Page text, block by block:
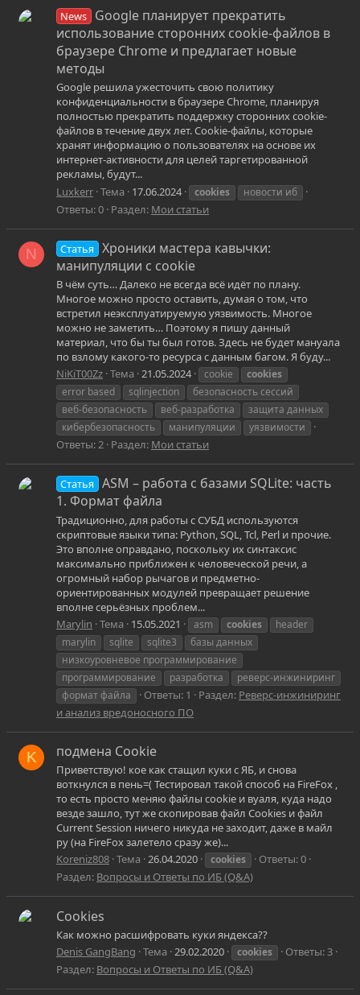
News
Google планирует прекратить
использование сторонних cookie-файлов в
браузере Chrome и предлагает новые
методы
Google решила ужесточить свою политику
конфиденциальности в браузере Chrome, планируя
полностью прекратить поддержку сторонних cookie-
файлов в течение двух лет. Cookie-файлы, которые
хранят информацию о пользователях на основе их
интернет-активности для целей таргетированной
рекламы, будут...
Luxkerr Тема 17.06.2024 cookies новости иб
Ответы: 0 Раздел: Мои статьи
N Статья
Хроники мастера кавычки:
манипуляции с cookie
В чём суть… Далеко не всегда всё идёт по плану.
Многое можно просто оставить, думая о том, что
встретил неэксплуатируемую уязвимость. Многое
можно не заметить… Поэтому я пишу данный
материал, что бы ты был готов. Здесь не будет мануала
по взлому какого-то ресурса с данным багом. Я буду...
NiKiT00Zz Тема 21.05.2024 cookie
cookies
error based
sqlinjection
безопасность сессий
веб-безопасность
веб-разработка
защита данных
кибербезопасность
манипуляции уязвимости
Ответы: 2 Раздел: Мои статьи
Статья
ASM – работа с базами SQLite: часть
1. Формат файла
Традиционно, для работы с СУБД используются
скриптовые языки типа: Python, SQL, Tcl, Perl и прочие.
Это вполне оправдано, поскольку их синтаксис
максимально приближен к человеческой речи, а
огромный набор рычагов и предметно-
ориентированных модулей превращает решение
вполне серьёзных проблем...
Marylin Тема 15.05.2021 asm cookies
header
marylin
sqlite sqlite3
базы данных
низкоуровневое программирование
программирование
разработка
реверс-инжиниринг
формат файла
Ответы: 1 Раздел: Реверс-инжиниринг
и анализ вредоносного ПО
K подмена Cookie
Приветствую! кое как стащил куки с ЯБ, и снова
воткнулся в пень=( Тестировал такой способ на FireFox ,
то есть просто меняю файлы cookie и вуаля, куда надо
везде зашло, тут же скопировав файл Cookies и файл
Current Session ничего никуда не заходит, даже в майл
ру (на FireFox залетело сразу же)...
Koreniz808 Тема 26.04.2020 cookies
Ответы: 0
Раздел: Вопросы и Ответы по ИБ (Q&A)
Cookies
Как можно расшифровать куки яндекса??
Denis GangBang Тема 29.02.2020 cookies
Ответы: 3
Раздел: Вопросы и Ответы по ИБ (Q&A)